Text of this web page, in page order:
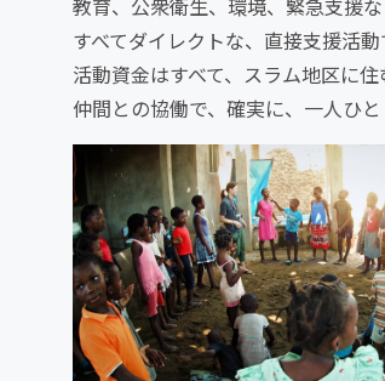
すべてダイレクトな、直接支援活動
活動資金はすべて、スラム地区に
仲間との協働で、確実に、一人ひと